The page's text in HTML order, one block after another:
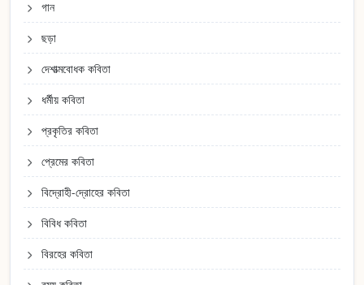
গান
ছড়া
দেশাত্মবোধক কবিতা
ধর্মীয় কবিতা
প্রকৃতির কবিতা
প্রেমের কবিতা
বিদ্রোহী-দ্রোহের কবিতা
বিবিধ কবিতা
বিরহের কবিতা